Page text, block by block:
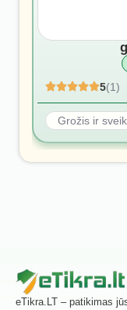
5(1)
Grožis ir
eTikra.LT – patikimas